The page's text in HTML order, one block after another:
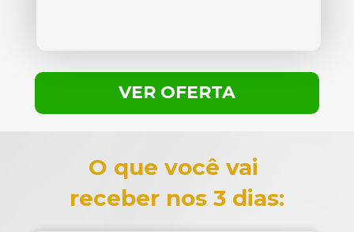
VER OFERTA
O que você vai
receber nos 3 dias: